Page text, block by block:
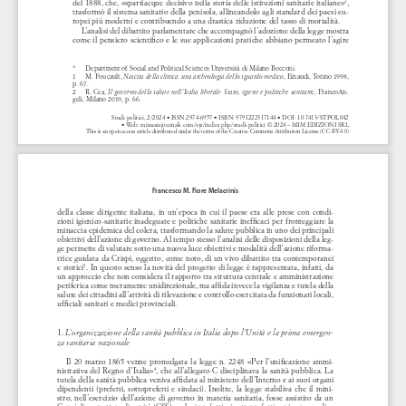
trasformò il sistema sanitario della penisola, allineandolo agli standard dei paesi eu
ropei più moderni e contribuendo a una drastica riduzione del tasso di mortalità.
L’analisi del dibattito parlamentare che accompagnò l’adozione della legge mostra
come il pensiero scientifico e le sue applicazioni pratiche abbiano permeato l’agire
*      Department of Social and Political Sciences Università di Milano Bocconi.
1
M. Foucault, Nascita della clinica: una archeologia dello sguardo medico, Einaudi, Torino 1998,
p. 67.
2
R. Cea, Il governo della salute nell’Italia liberale: Stato, igiene e politiche sanitarie, FrancoAn
geli, Milano 2019, p. 66.
Studi politici, 2/2024 • ISSN 2974-6957 • ISBN: 9791222317144 • DOI: 10.7413/STPOL042
• Web: mimesisjournals.com/ojs/index.php/studi-politici © 2024 – MIM EDIZIONI SRL
This is an open access article distributed under the terms of the Creative Commons Attribution License (CC-BY-4.0)
Francesco M. Fiore Melacrinis
della  classe  dirigente  italiana,  in  un’epoca  in  cui  il  paese  era  alle  prese  con  condi
zioni igienico-sanitarie inadeguate e politiche sanitarie inefficaci per fronteggiare la
minaccia epidemica del colera, trasformando la salute pubblica in uno dei principali
obiettivi dell’azione di governo. Al tempo stesso l’analisi delle disposizioni della leg
ge permette di valutare sotto una nuova luce obiettivi e modalità dell’azione riforma
trice guidata da Crispi, oggetto, come noto, di un vivo dibattito tra contemporanei
e storici3
. In questo senso la novità del progetto di legge è rappresentata, infatti, da
un approccio che non considera il rapporto tra struttura centrale e amministrazione
periferica come meramente unidirezionale, ma affida invece la vigilanza e tutela della
salute dei cittadini all’attività di rilevazione e controllo esercitata da funzionari locali,
ufficiali sanitari e medici provinciali.
1. L’organizzazione della sanità pubblica in Italia dopo l’Unità e la prima emergen-
za sanitaria nazionale
Il  20  marzo  1865  venne  promulgata  la  legge  n.  2248  «Per  l’unificazione  ammi
nistrativa del Regno d’Italia»4
, che all’allegato C disciplinava la sanità pubblica. La
tutela della sanità pubblica veniva affidata al ministero dell’Interno e ai suoi organi
dipendenti  (prefetti,  sottoprefetti  e  sindaci).  Inoltre,  la  legge  stabiliva  che  il  mini
stro,  nell’esercizio  dell’azione  di  governo  in  materia  sanitaria,  fosse  assistito  da  un